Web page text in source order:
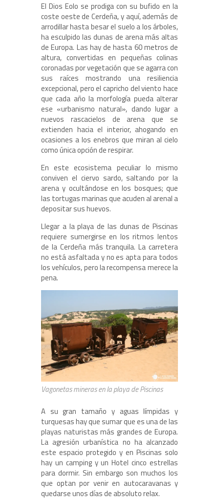
El Dios Eolo se prodiga con su bufido en la
coste oeste de Cerdeña, y aquí, además de
arrodillar hasta besar el suelo a los árboles,
ha esculpido las dunas de arena más altas
de Europa. Las hay de hasta 60 metros de
altura, convertidas en pequeñas colinas
coronadas por vegetación que se agarra con
sus raíces mostrando una resiliencia
excepcional, pero el capricho del viento hace
que cada año la morfología pueda alterar
ese «urbanismo natural», dando lugar a
nuevos rascacielos de arena que se
extienden hacia el interior, ahogando en
ocasiones a los enebros que miran al cielo
como única opción de respirar.
En este ecosistema peculiar lo mismo
conviven el ciervo sardo, saltando por la
arena y ocultándose en los bosques; que
las tortugas marinas que acuden al arenal a
depositar sus huevos.
Llegar a la playa de las dunas de Piscinas
requiere sumergirse en los ritmos lentos
de la Cerdeña más tranquila. La carretera
no está asfaltada y no es apta para todos
los vehículos, pero la recompensa merece la
pena.
Vagonetas mineras en la playa de Piscinas
A su gran tamaño y aguas límpidas y
turquesas hay que sumar que es una de las
playas naturistas más grandes de Europa.
La agresión urbanística no ha alcanzado
este espacio protegido y en Piscinas solo
hay un camping y un Hotel cinco estrellas
para dormir. Sin embargo son muchos los
que optan por venir en autocaravanas y
quedarse unos días de absoluto relax.